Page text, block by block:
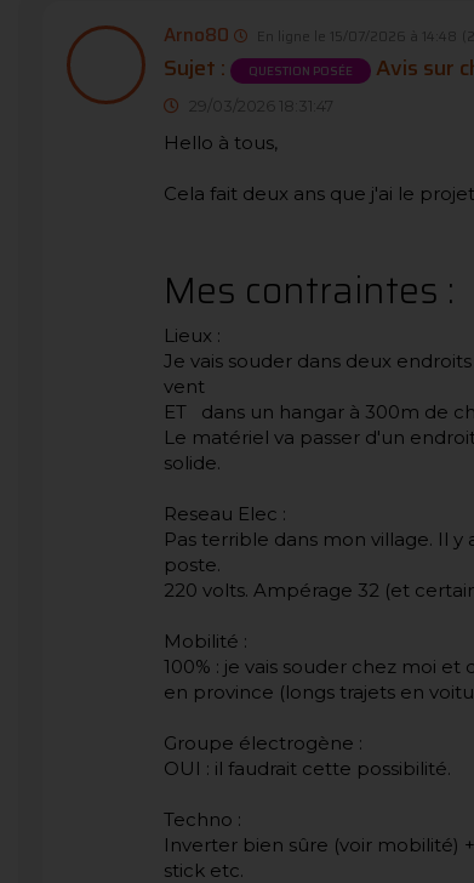
Arno80 En ligne le 15/07/2026 à 14:48
Sujet : QUESTION POSÉE Avis sur
29/03/2026 18:31:47
Hello à tous,
Cela fait deux ans que j'ai le
Mes contraintes :
Lieux :
Je vais souder dans deux
vent
ET dans un hangar à 300m de
Le matériel va passer d'un
solide.
Reseau Elec :
Pas terrible dans mon village. Il
poste.
220 volts. Ampérage 32 (et
Mobilité :
100% : je vais souder chez moi
en province (longs trajets en
Groupe électrogène :
OUI : il faudrait cette possibilité.
Techno :
Inverter bien sûre (voir mobilité)
stick etc.